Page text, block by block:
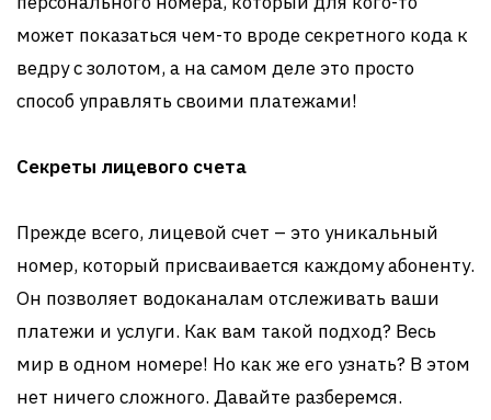
может показаться чем-то вроде секретного кода к
ведру с золотом, а на самом деле это просто
способ управлять своими платежами!
Секреты лицевого счета
Прежде всего, лицевой счет – это уникальный
номер, который присваивается каждому абоненту.
Он позволяет водоканалам отслеживать ваши
платежи и услуги. Как вам такой подход? Весь
мир в одном номере! Но как же его узнать? В этом
нет ничего сложного. Давайте разберемся.